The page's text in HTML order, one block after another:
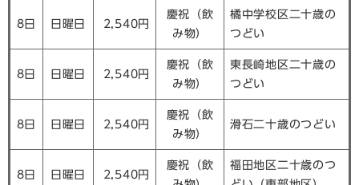
8日 日曜日 2,540円
慶祝（飲
み物）
橘中学校区二十歳の
つどい
8日 日曜日 2,540円
慶祝（飲
み物）
東長崎地区二十歳の
つどい
8日 日曜日 2,540円
慶祝（飲
み物）
滑石二十歳のつどい
8日 日曜日 2,540円
慶祝（飲
福田地区二十歳のつ